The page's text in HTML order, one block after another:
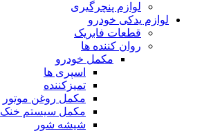
لوازم پنچرگیری
لوازم یدکی خودرو
قطعات فابریک
روان کننده ها
مکمل خودرو
اسپری ها
تمیزکننده
مکمل روغن موتور
مکمل سیستم خنک
شیشه شور